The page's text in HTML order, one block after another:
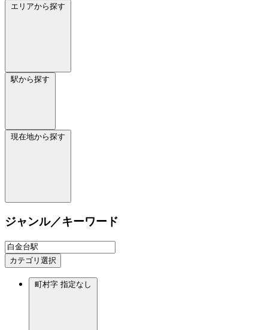
エリアから探す
駅から探す
現在地から探す
ジャンル／キーワード
カテゴリ選択
町村字 指定なし